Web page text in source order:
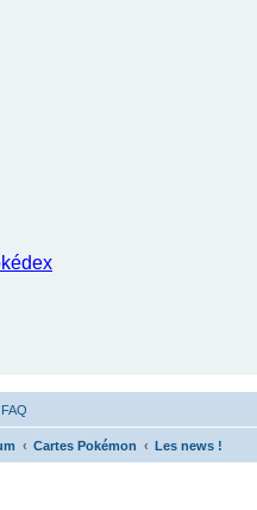
FAQ
Cartes Pokémon Les news !